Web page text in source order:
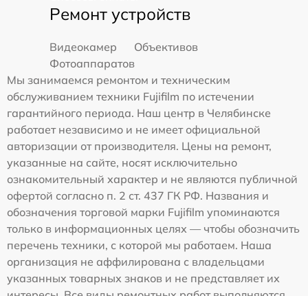
Ремонт устройств
Видеокамер
Объективов
Фотоаппаратов
Мы занимаемся ремонтом и техническим
обслуживанием техники Fujifilm по истечении
гарантийного периода. Наш центр в Челябинске
работает независимо и не имеет официальной
авторизации от производителя. Цены на ремонт,
указанные на сайте, носят исключительно
ознакомительный характер и не являются публичной
офертой согласно п. 2 ст. 437 ГК РФ. Названия и
обозначения торговой марки Fujifilm упоминаются
только в информационных целях — чтобы обозначить
перечень техники, с которой мы работаем. Наша
организация не аффилирована с владельцами
указанных товарных знаков и не представляет их